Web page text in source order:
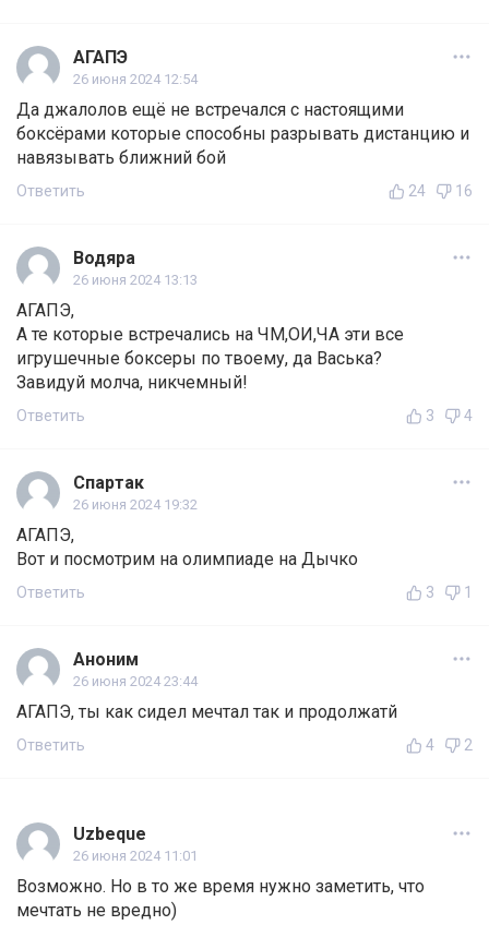
АГАПЭ
26 июня 2024 12:54
Да джалолов ещё не встречался с настоящими
боксёрами которые способны разрывать дистанцию и
навязывать ближний бой
Ответить 24 16
Водяра
26 июня 2024 13:13
АГАПЭ,
А те которые встречались на ЧМ,ОИ,ЧА эти все
игрушечные боксеры по твоему, да Васька?
Завидуй молча, никчемный!
Ответить 3 4
Спартак
26 июня 2024 19:32
АГАПЭ,
Вот и посмотрим на олимпиаде на Дычко
Ответить 3 1
Аноним
26 июня 2024 23:44
АГАПЭ, ты как сидел мечтал так и продолжатй
Ответить 4 2
Uzbeque
26 июня 2024 11:01
Возможно. Но в то же время нужно заметить, что
мечтать не вредно)